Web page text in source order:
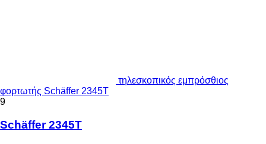
τηλεσκοπικός εμπρόσθιος
φορτωτής Schäffer 2345T
9
Schäffer 2345T